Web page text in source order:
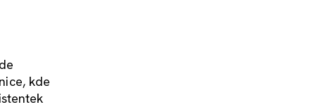
kde